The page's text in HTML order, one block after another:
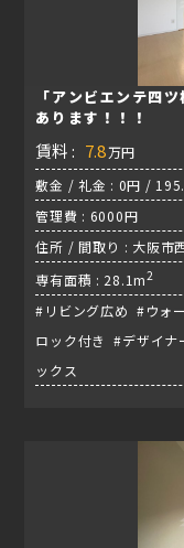
「アンビエンテ四
あります！！！
賃料 : 7.8万円
敷金 / 礼金 : 0円 /
管理費 : 6000円
住所 / 間取り : 大阪市
専有面積 : 28.1m2
#リビング広め #ウォ
ロック付き #デザイ
ックス